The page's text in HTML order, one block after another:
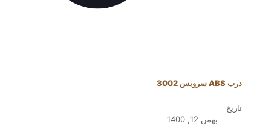
درب ABS سرویس 3002
تاریخ
بهمن 12, 1400